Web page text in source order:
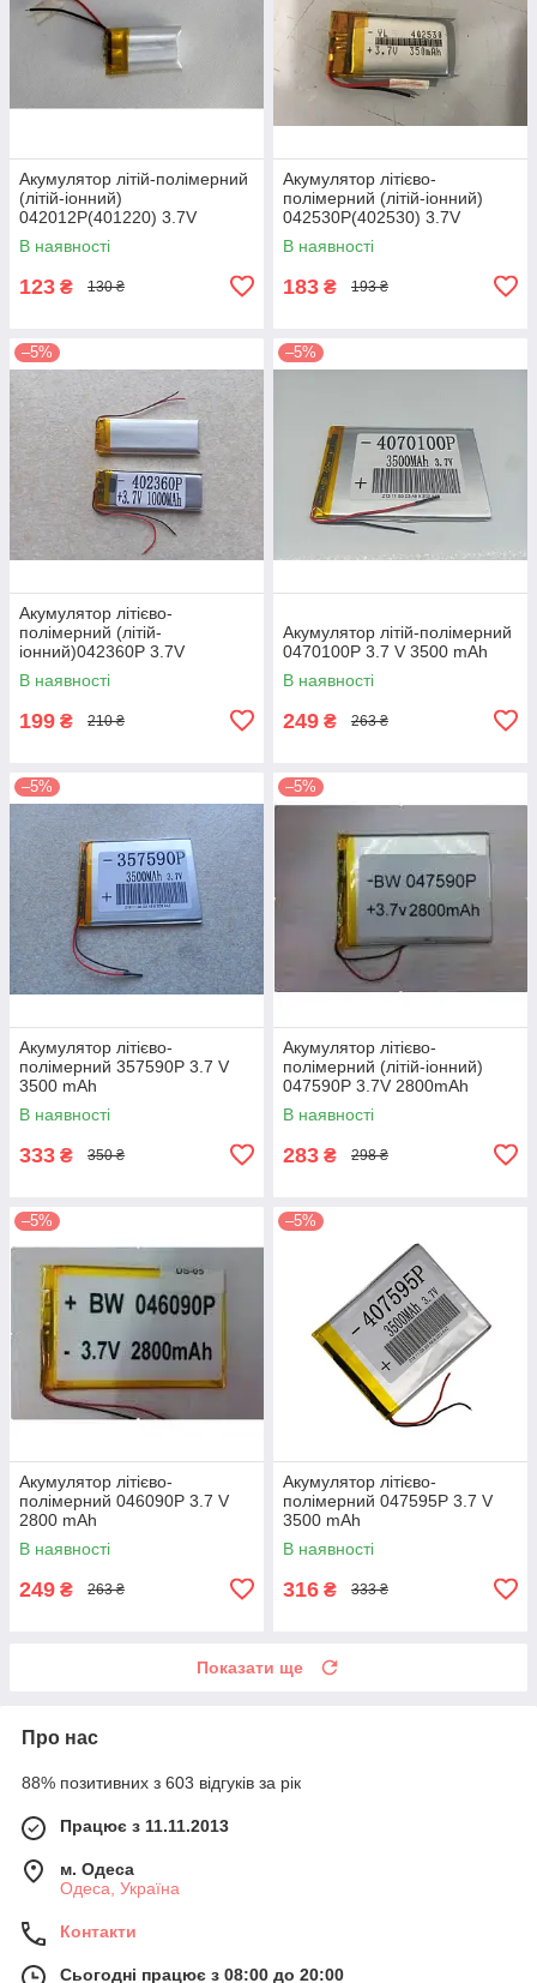
Акумулятор літій-полімерний
(літій-іонний)
042012P(401220) 3.7V
150mAh
В наявності
123 ₴ 130 ₴
Акумулятор літієво-
полімерний (літій-іонний)
042530P(402530) 3.7V
350mAh
В наявності
183 ₴ 193 ₴
–5%
Акумулятор літієво-
полімерний (літій-
іонний)042360P 3.7V
1000mAh
В наявності
199 ₴ 210 ₴
–5%
Акумулятор літій-полімерний
0470100P 3.7 V 3500 mAh
В наявності
249 ₴ 263 ₴
–5%
Акумулятор літієво-
полімерний 357590P 3.7 V
3500 mAh
В наявності
333 ₴ 350 ₴
–5%
Акумулятор літієво-
полімерний (літій-іонний)
047590P 3.7V 2800mAh
В наявності
283 ₴ 298 ₴
–5%
Акумулятор літієво-
полімерний 046090P 3.7 V
2800 mAh
В наявності
249 ₴ 263 ₴
–5%
Акумулятор літієво-
полімерний 047595P 3.7 V
3500 mAh
В наявності
316 ₴ 333 ₴
Показати ще
Про нас
88% позитивних з 603 відгуків за рік
Працює з 11.11.2013
м. Одеса
Одеса, Україна
Контакти
Сьогодні працює з 08:00 до 20:00